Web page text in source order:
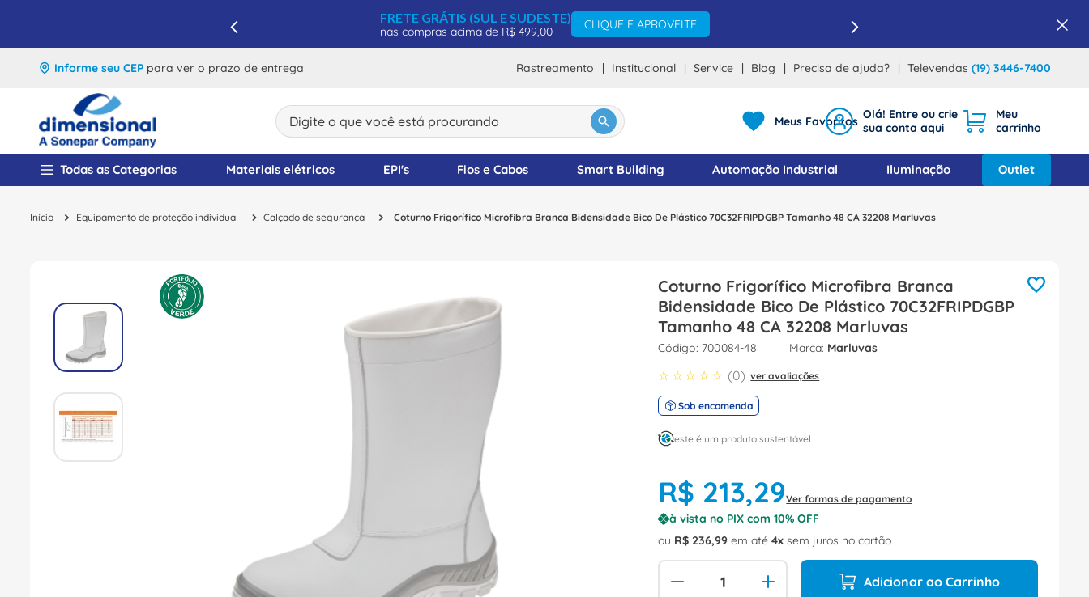
FRETE GRÁTIS (SUL E SUDESTE)
nas compras acima de R$ 499,00
CLIQUE E APROVEITE
Informe seu CEP para ver o prazo de entrega Rastreamento Institucional Service Blog Precisa de ajuda? Televendas (19) 3446-7400
Digite o que você está procurando
Meus Favoritos
Todas as Categorias Materiais elétricos EPI's Fios e Cabos Smart Building Automação Industrial Iluminação Outlet
Equipamento de proteção individual Calçado de segurança Coturno Frigorífico Microfibra Branca Bidensidade Bico De Plástico 70C32FRIPDGBP Tamanho 48 CA 32208 Marluvas
Coturno Frigorífico Microfibra Branca
Bidensidade Bico De Plástico 70C32FRIPDGBP
Tamanho 48 CA 32208 Marluvas
: 700084-48 Marluvas
☆ ☆ ☆ ☆ ☆ (0) ver avaliações
Sob encomenda
este é um produto sustentável
R$ 213,29Ver formas de pagamento
à vista no PIX com10% OFF
ou R$ 236,99 em até4 sem juros no cartão
Adicionar ao Carrinho
1º disjuntor
º cabo flexivel